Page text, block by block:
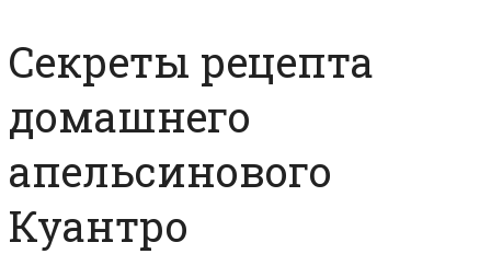
Секреты рецепта
домашнего
апельсинового
Куантро